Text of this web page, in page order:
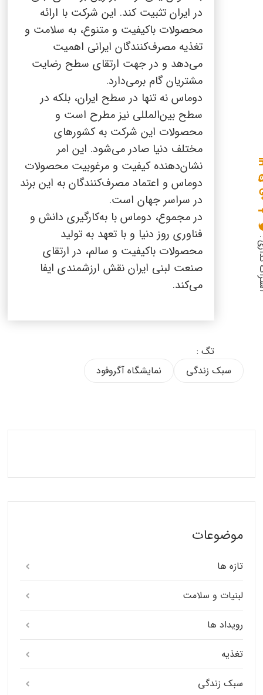
در ایران تثبیت کند. این شرکت با ارائه
محصولات باکیفیت و متنوع، به سلامت و
تغذیه مصرف‌کنندگان ایرانی اهمیت
می‌دهد و در جهت ارتقای سطح رضایت
مشتریان گام برمی‌دارد.
دوماس نه تنها در سطح ایران، بلکه در
سطح بین‌المللی نیز مطرح است و
محصولات این شرکت به کشورهای
مختلف دنیا صادر می‌شود. این امر
نشان‌دهنده کیفیت و مرغوبیت محصولات
دوماس و اعتماد مصرف‌کنندگان به این برند
در سراسر جهان است.
در مجموع، دوماس با به‌کارگیری دانش و
فناوری روز دنیا و با تعهد به تولید
محصولات باکیفیت و سالم، در ارتقای
صنعت لبنی ایران نقش ارزشمندی ایفا
می‌کند.
:
تگ :
سبک زندگی
نمایشگاه آگروفود
موضوعات
تازه ها
لبنیات و سلامت
رویداد ها
تغذیه
سبک زندگی